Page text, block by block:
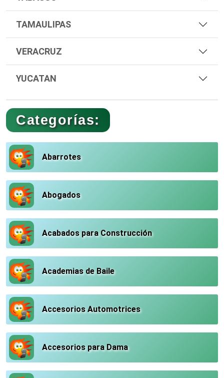
TAMAULIPAS
VERACRUZ
YUCATAN
Categorías:
Abarrotes
Abogados
Acabados para Construcción
Academias de Baile
Accesorios Automotrices
Accesorios para Dama